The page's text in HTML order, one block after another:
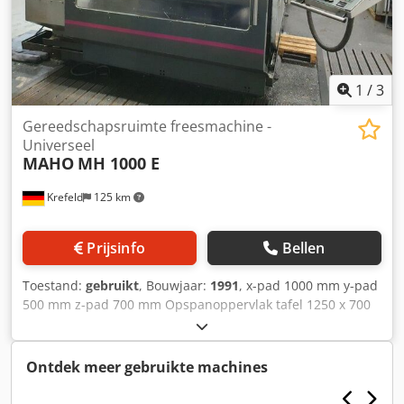
1 /3
Krefeld 125 km
Gereedschapsruimte freesmachine -
Universeel
MAHO MH 1000 E
Prijsinfo Bellen
Toestand: gebruikt, Bouwjaar: 1991, x-pad 1000 mm y-pad
500 mm z-pad 700 mm Opspanoppervlak tafel 1250 x 700
mm Spilhouder ISO 50 Spilsnelheden 20 - 3200 tpm
Spillenslag 100 mm Besturing - halfautomatisch Phillips
432 Bedrijfsuren 62.340 u Hoofdaandrijfmotor 22 kW
Totaal benodigd vermogen 27 KVA Machinegewicht ca. 7,7
ton Grondvlak 3,8 x 4,1 x 2,4 mm Csdpfx Abjtv Ii Io Eerf
Ontdek meer gebruikte machines